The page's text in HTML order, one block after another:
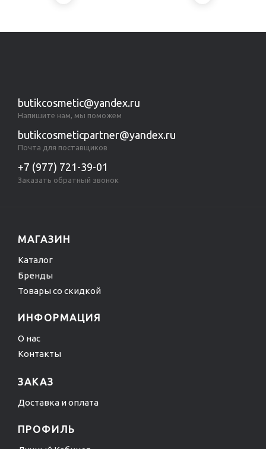
butikcosmetic@yandex.ru
Напишите нам, мы поможем
butikcosmeticpartner@yandex.ru
Почта для поставщиков
+7 (977) 721-39-01
Заказать обратный звонок
МАГАЗИН
Каталог
Бренды
Товары со скидкой
ИНФОРМАЦИЯ
О нас
Контакты
ЗАКАЗ
Доставка и оплата
ПРОФИЛЬ